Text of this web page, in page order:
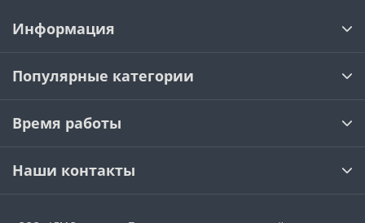
Информация
Популярные категории
Время работы
Наши контакты